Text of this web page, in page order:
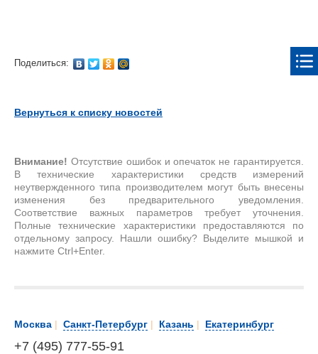
Поделиться:
Вернуться к списку новостей
Внимание! Отсутствие ошибок и опечаток не гарантируется.
В технические характеристики средств измерений
неутвержденного типа производителем могут быть внесены
изменения без предварительного уведомления.
Соответствие важных параметров требует уточнения.
Полные технические характеристики предоставляются по
отдельному запросу. Нашли ошибку? Выделите мышкой и
нажмите Ctrl+Enter.
Москва | Санкт-Петербург | Казань | Екатеринбург
+7 (495) 777-55-91